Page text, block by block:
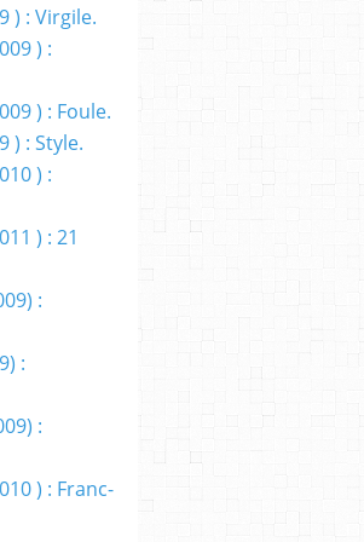
) : Virgile.
) :
) : Foule.
) : Style.
) :
) : 21
:
:
:
) : Franc-